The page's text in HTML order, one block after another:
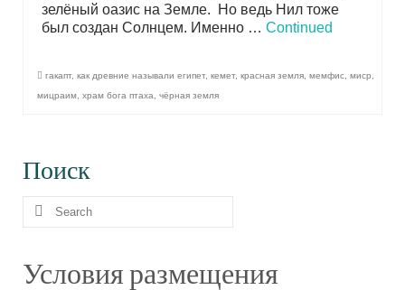
зелёный оазис на Земле. Но ведь Нил тоже
был создан Солнцем. Именно … Continued
гакапт, как древние называли египет, кемет, красная земля мемфис миср
мицраим храм бога птаха чёрная земля
Поиск
Search
Условия размещения